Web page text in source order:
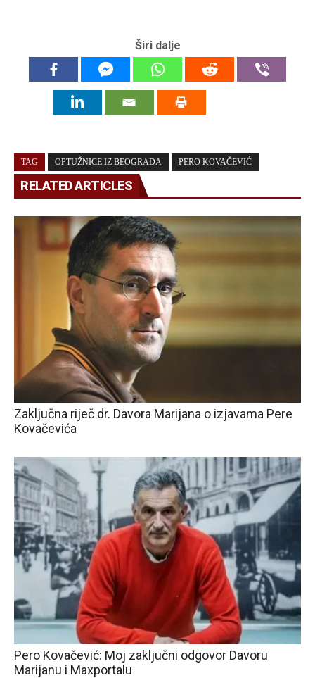
Širi dalje
TAG OPTUŽNICE IZ BEOGRADA PERO KOVAČEVIĆ
RELATED ARTICLES
Zaključna riječ dr. Davora Marijana o izjavama Pere
Kovačevića
Pero Kovačević: Moj zaključni odgovor Davoru
Marijanu i Maxportalu